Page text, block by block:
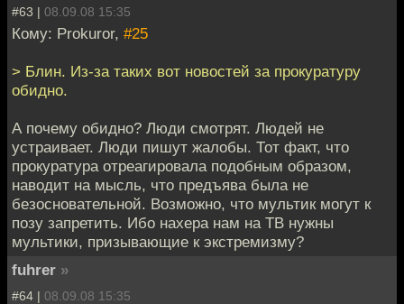
#63 | 08.09.08 15:35
Кому: Prokuror, #25
> Блин. Из-за таких вот новостей за прокуратуру
обидно.
А почему обидно? Люди смотрят. Людей не
устраивает. Люди пишут жалобы. Тот факт, что
прокуратура отреагировала подобным образом,
наводит на мысль, что предъява была не
безосновательной. Возможно, что мультик могут к
позу запретить. Ибо нахера нам на ТВ нужны
мультики, призывающие к экстремизму?
fuhrer »
#64 | 08.09.08 15:35